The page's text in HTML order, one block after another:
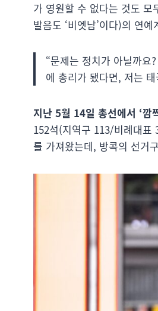
가 영원할 수 없다는 것도
발음도 ‘비엣남’이다)의 연
“문제는 정치가 아닐까요
에 총리가 됐다면, 저는
지난 5월 14일 총선에서 ‘깜
152석(지역구 113/비례대표
를 가져왔는데, 방콕의 선거